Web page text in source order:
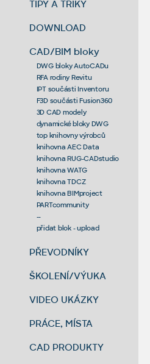
TIPY A TRIKY
DOWNLOAD
CAD/BIM bloky
DWG bloky AutoCADu
RFA rodiny Revitu
IPT součásti Inventoru
F3D součásti Fusion360
3D CAD modely
dynamické bloky DWG
top knihovny výrobců
knihovna AEC Data
knihovna RUG-CADstudio
knihovna WATG
knihovna TDCZ
knihovna BIMproject
PARTcommunity
--
přidat blok - upload
PŘEVODNÍKY
ŠKOLENÍ/VÝUKA
VIDEO UKÁZKY
PRÁCE, MÍSTA
CAD PRODUKTY